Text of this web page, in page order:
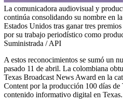
La comunicadora audiovisual y
continúa consolidando su nombre en
Estados Unidos tras ganar tres
por su trabajo periodístico como
Suministrada / API
A estos reconocimientos se sumó un
pasado 11 de abril. La colombiana
Texas Broadcast News Award en la
Content por la producción 100 días de
contenido informativo digital en Texas.